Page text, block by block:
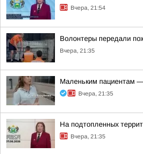
Вчера, 21:54
Волонтеры передали
Вчера, 21:35
Маленьким пациентам
Вчера, 21:35
На подтопленных
Вчера, 21:35